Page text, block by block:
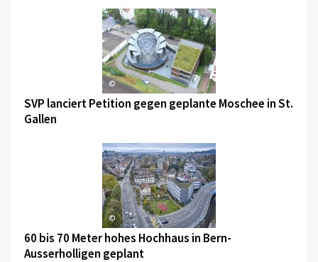
©
SVP lanciert Petition gegen geplante Moschee in St.
Gallen
©
60 bis 70 Meter hohes Hochhaus in Bern-
Ausserholligen geplant